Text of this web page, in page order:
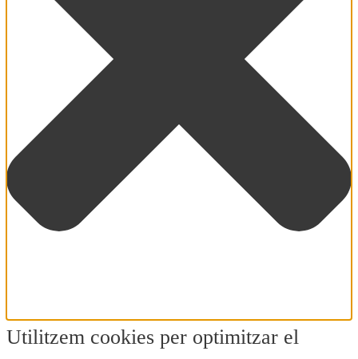
Utilitzem cookies per optimitzar el